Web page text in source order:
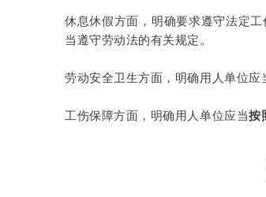
休息休假方面，明确要求遵守法定
当遵守劳动法的有关规定。
劳动安全卫生方面，明确用人单位应
工伤保障方面，明确用人单位应当按